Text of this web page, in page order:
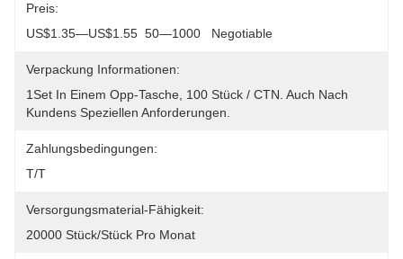
Preis:
US$1.35—US$1.55  50—1000   Negotiable
Verpackung Informationen:
1Set In Einem Opp-Tasche, 100 Stück / CTN. Auch Nach
Kundens Speziellen Anforderungen.
Zahlungsbedingungen:
T/T
Versorgungsmaterial-Fähigkeit:
20000 Stück/Stück Pro Monat